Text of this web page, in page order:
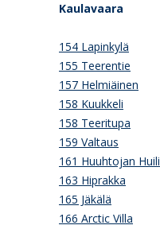
Kaulavaara
154 Lapinkylä
155 Teerentie
157 Helmiäinen
158 Kuukkeli
158 Teeritupa
159 Valtaus
161 Huuhtojan Huili
163 Hiprakka
165 Jäkälä
166 Arctic Villa